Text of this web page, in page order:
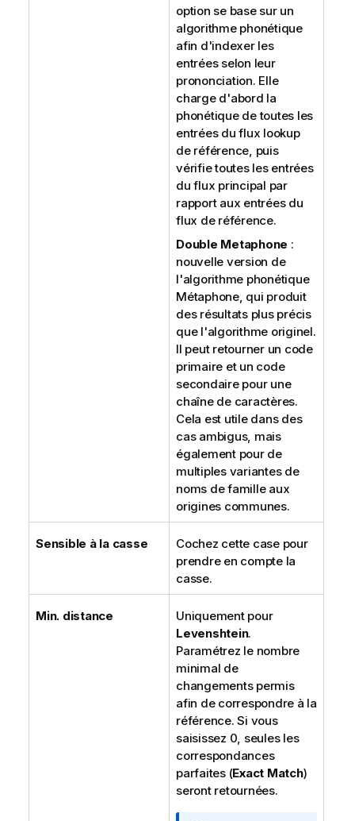
option se base sur un
algorithme phonétique
afin d'indexer les
entrées selon leur
prononciation. Elle
charge d'abord la
phonétique de toutes les
entrées du flux lookup
de référence, puis
vérifie toutes les entrées
du flux principal par
rapport aux entrées du
flux de référence.
Double Metaphone :
nouvelle version de
l'algorithme phonétique
Métaphone, qui produit
des résultats plus précis
que l'algorithme originel.
Il peut retourner un code
primaire et un code
secondaire pour une
chaîne de caractères.
Cela est utile dans des
cas ambigus, mais
également pour de
multiples variantes de
noms de famille aux
origines communes.
Sensible à la casse
Cochez cette case pour
prendre en compte la
casse.
Min. distance
Uniquement pour
Levenshtein.
Paramétrez le nombre
minimal de
changements permis
afin de correspondre à la
référence. Si vous
saisissez 0, seules les
correspondances
parfaites (Exact Match)
seront retournées.